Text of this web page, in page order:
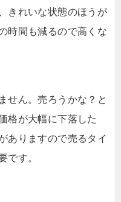
きれいな状態のほうが
時間も減るので高くな
せん。売ろうかな？と
格が大幅に下落した
ありますので売るタイ
です。